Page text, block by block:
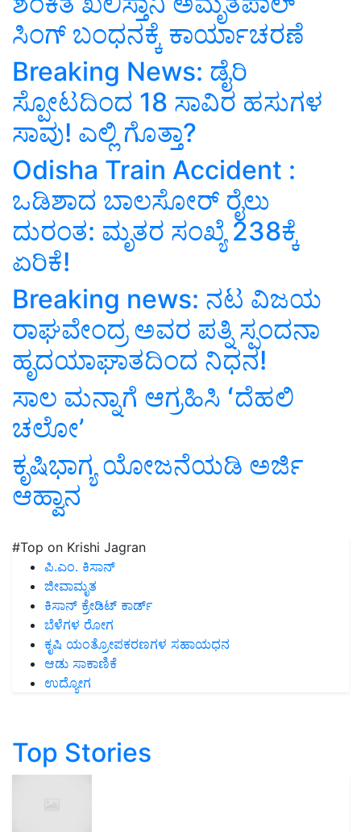
ಸಿಂಗ್ ಬಂಧನಕ್ಕೆ ಕಾರ್ಯಾಚರಣೆ
Breaking News: ಡೈರಿ
ಸ್ಪೋಟದಿಂದ 18 ಸಾವಿರ ಹಸುಗಳ
ಸಾವು! ಎಲ್ಲಿ ಗೊತ್ತಾ?
Odisha Train Accident :
ಒಡಿಶಾದ ಬಾಲಸೋರ್‌ ರೈಲು
ದುರಂತ: ಮೃತರ ಸಂಖ್ಯೆ 238ಕ್ಕೆ
ಏರಿಕೆ!
Breaking news: ನಟ ವಿಜಯ
ರಾಘವೇಂದ್ರ ಅವರ ಪತ್ನಿ ಸ್ಪಂದನಾ
ಹೃದಯಾಘಾತದಿಂದ ನಿಧನ!
ಸಾಲ ಮನ್ನಾಗೆ ಆಗ್ರಹಿಸಿ ʻದೆಹಲಿ
ಚಲೋʼ
ಕೃಷಿಭಾಗ್ಯ ಯೋಜನೆಯಡಿ ಅರ್ಜಿ
ಆಹ್ವಾನ
#Top on Krishi Jagran
ಪಿ.ಎಂ. ಕಿಸಾನ್
ಜೀವಾಮೃತ
ಕಿಸಾನ್ ಕ್ರೇಡಿಟ್ ಕಾರ್ಡ್
ಬೆಳೆಗಳ ರೋಗ
ಕೃಷಿ ಯಂತ್ರೋಪಕರಣಗಳ ಸಹಾಯಧನ
ಆಡು ಸಾಕಾಣಿಕೆ
ಉದ್ಯೋಗ
Top Stories